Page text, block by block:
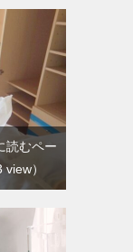
読むペー
view）